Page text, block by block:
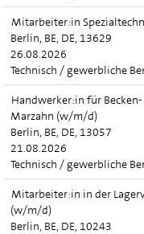
Mitarbeiter:in
Berlin, BE, DE, 13629
26.08.2026
Technisch / gewerbliche
Handwerker:in für
Marzahn (w/m/d)
Berlin, BE, DE, 13057
21.08.2026
Technisch / gewerbliche
Mitarbeiter:in in der
(w/m/d)
Berlin, BE, DE, 10243